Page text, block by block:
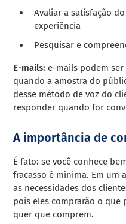
Avaliar a satisfação
experiência
Pesquisar e
E-mails: e-mails podem
quando a amostra do
desse método de voz do
responder quando for
A importância de
É fato: se você conhece
fracasso é mínima. Em um
as necessidades dos
pois eles comprarão o que
quer que comprem.